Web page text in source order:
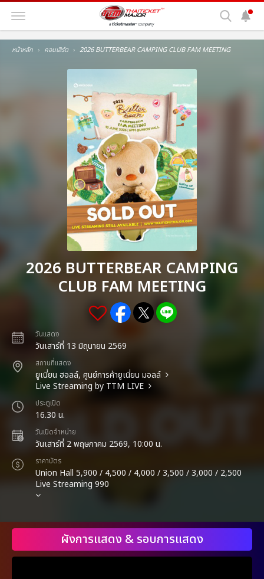
หน้าหลัก คอนเสิร์ต 2026 BUTTERBEAR CAMPING CLUB FAM MEETING
2026 BUTTERBEAR CAMPING
CLUB FAM MEETING
วันแสดง
วันเสาร์ที่ 13 มิถุนายน 2569
สถานที่แสดง
ยูเนี่ยน ฮอลล์, ศูนย์การค้ายูเนี่ยน มอลล์
Live Streaming by TTM LIVE
ประตูเปิด
16.30 น.
วันเปิดจำหน่าย
วันเสาร์ที่ 2 พฤษภาคม 2569, 10:00 น.
ราคาบัตร
Union Hall 5,900 / 4,500 / 4,000 / 3,500 / 3,000 / 2,500
Live Streaming 990
ผังการแสดง & รอบการแสดง